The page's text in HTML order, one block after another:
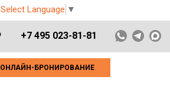
Select Language ▼
+7 495 023-81-81
ОНЛАЙН-БРОНИРОВАНИЕ